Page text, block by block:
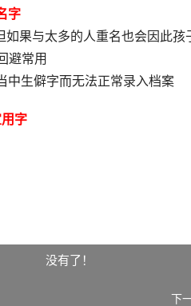
字
果与太多的人重名也会因此孩
避常用
中生僻字而无法正常录入档案
字
没有了！
下